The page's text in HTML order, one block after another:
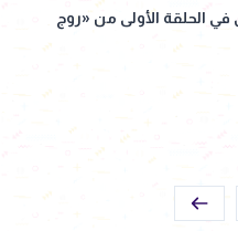
في الحلقة الأولى من «روج